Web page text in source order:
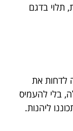
שנות אחריות, תלוי בדגם
לדחות את
בלי להעמיס
ליהנות.